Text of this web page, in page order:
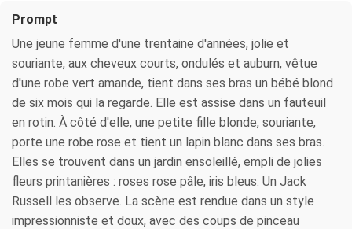
Prompt
Une jeune femme d'une trentaine d'années, jolie et
souriante, aux cheveux courts, ondulés et auburn, vêtue
d'une robe vert amande, tient dans ses bras un bébé blond
de six mois qui la regarde. Elle est assise dans un fauteuil
en rotin. À côté d'elle, une petite fille blonde, souriante,
porte une robe rose et tient un lapin blanc dans ses bras.
Elles se trouvent dans un jardin ensoleillé, empli de jolies
fleurs printanières : roses rose pâle, iris bleus. Un Jack
Russell les observe. La scène est rendue dans un style
impressionniste et doux, avec des coups de pinceau